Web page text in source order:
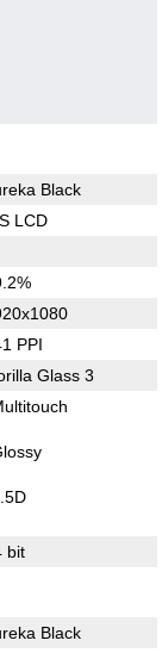
Black
LCD
PPI
Glass 3
bit
Black